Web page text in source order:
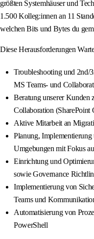
größten Systemhäuser und
1.500 Kolleg:innen an 11
welchen Bits und Bytes du
Diese Herausforderungen
Troubleshooting und 2nd/
MS Teams- und
Beratung unserer Kunden
Collaboration
Aktive Mitarbeit an
Planung,
Umgebungen mit Fokus
Einrichtung und
sowie Governance
Implementierung von
Teams und
Automatisierung von
PowerShell